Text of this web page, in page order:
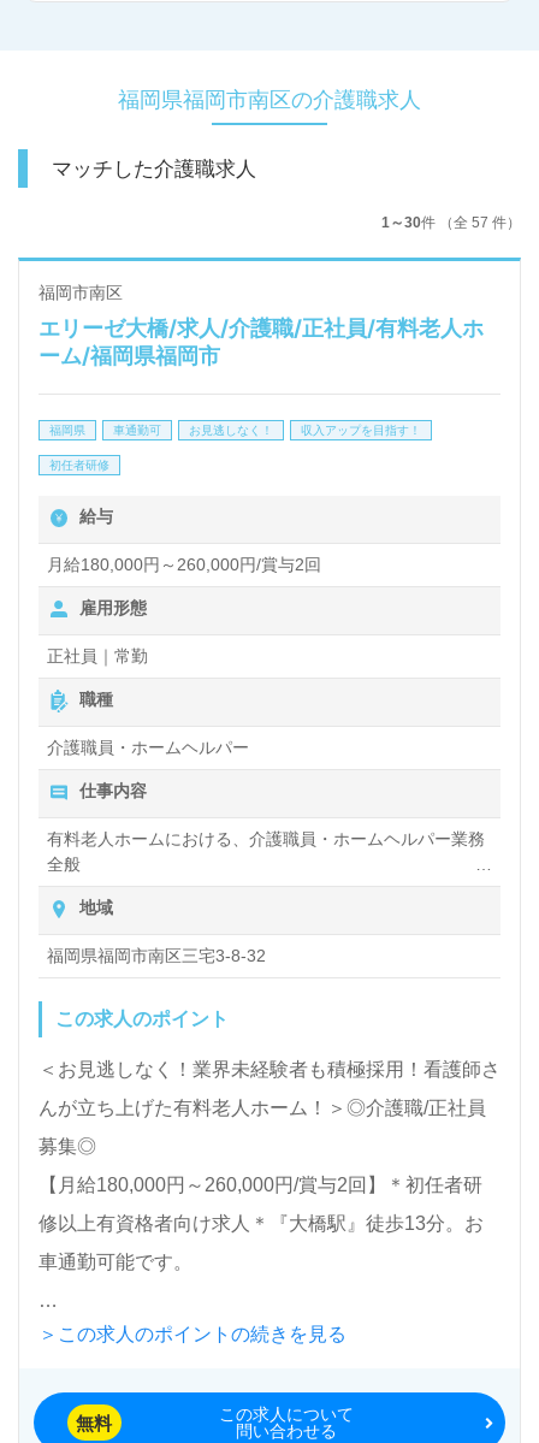
福岡県福岡市南区の介護職求人
マッチした介護職求人
1～30件 （全 57 件）
福岡市南区
エリーゼ大橋/求人/介護職/正社員/有料老人ホ
ーム/福岡県福岡市
福岡県 車通勤可 お見逃しなく！ 収入アップを目指す！
初任者研修
給与
月給180,000円～260,000円/賞与2回
雇用形態
正社員｜常勤
職種
介護職員・ホームヘルパー
仕事内容
有料老人ホームにおける、介護職員・ホームヘルパー業務
全般
入浴や排せつ、食事などの身体的サポートや、買い物や掃
除、洗濯など日常生活のサポートなど
地域
福岡県福岡市南区三宅3-8-32
この求人のポイント
＜お見逃しなく！業界未経験者も積極採用！看護師さ
んが立ち上げた有料老人ホーム！＞◎介護職/正社員
募集◎
【月給180,000円～260,000円/賞与2回】＊初任者研
修以上有資格者向け求人＊『大橋駅』徒歩13分。お
車通勤可能です。
入居定員34名（34室/全室個室）『エリーゼ大橋』日
です。福岡市を中心に訪問看護/介護、有料老人ホー
＞この求人のポイントの続きを見る
無料
この求人について
問い合わせる